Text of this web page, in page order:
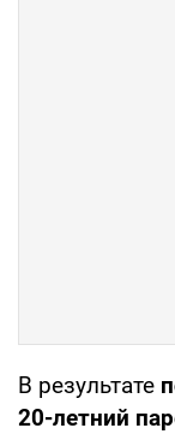
В результате
20-летний